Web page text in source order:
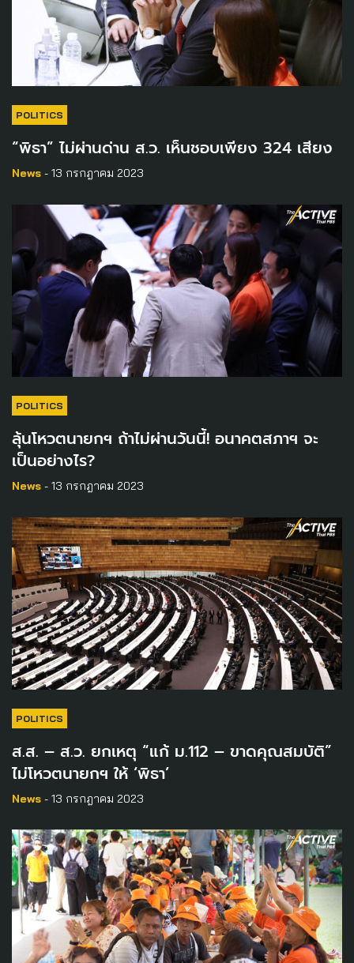
POLITICS
“พิธา” ไม่ผ่านด่าน ส.ว. เห็นชอบเพียง 324 เสียง
News - 13 กรกฎาคม 2023
POLITICS
ลุ้นโหวตนายกฯ ถ้าไม่ผ่านวันนี้! อนาคตสภาฯ จะ
เป็นอย่างไร?
News - 13 กรกฎาคม 2023
POLITICS
ส.ส. – ส.ว. ยกเหตุ “แก้ ม.112 – ขาดคุณสมบัติ”
ไม่โหวตนายกฯ ให้ ‘พิธา’
News - 13 กรกฎาคม 2023